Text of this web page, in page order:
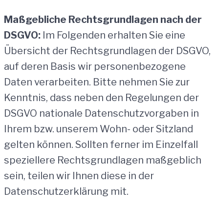
Maßgebliche Rechtsgrundlagen nach der
DSGVO: Im Folgenden erhalten Sie eine
Übersicht der Rechtsgrundlagen der DSGVO,
auf deren Basis wir personenbezogene
Daten verarbeiten. Bitte nehmen Sie zur
Kenntnis, dass neben den Regelungen der
DSGVO nationale Datenschutzvorgaben in
Ihrem bzw. unserem Wohn- oder Sitzland
gelten können. Sollten ferner im Einzelfall
speziellere Rechtsgrundlagen maßgeblich
sein, teilen wir Ihnen diese in der
Datenschutzerklärung mit.